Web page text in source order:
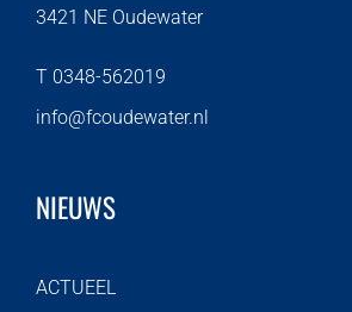
3421 NE Oudewater
T 0348-562019
info@fcoudewater.nl
NIEUWS
ACTUEEL